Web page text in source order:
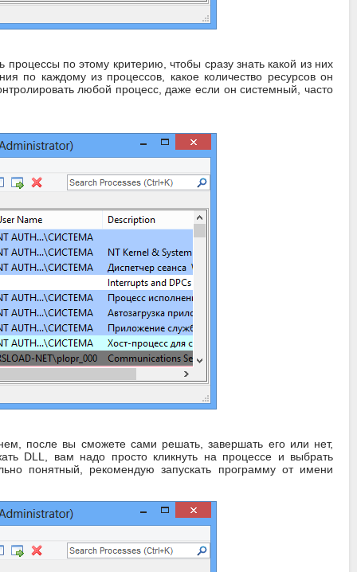
по этому критерию, чтобы сразу знать какой из них
по каждому из процессов, какое количество ресурсов он
любой процесс, даже если он системный, часто
после вы сможете сами решать, завершать его или нет,
DLL, вам надо просто кликнуть на процессе и выбрать
понятный, рекомендую запускать программу от имени